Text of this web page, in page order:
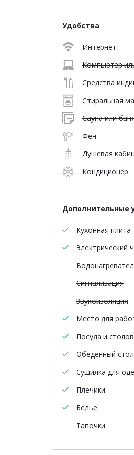
Удобства
Интернет
Компьютер
Средства
Стиральная
Сауна или
Фен
Душевая
Кондиционер
Дополнительные
Кухонная плита
Электрический
Сигнализация
Звукоизоляция
Место для
Посуда и
Обеденный стол
Сушилка для
Плечики
Белье
Тапочки